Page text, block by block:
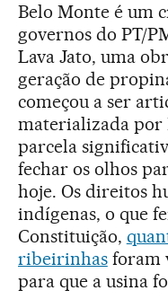
Belo Monte é um
governos do PT/
Lava Jato, uma
geração de
começou a ser
materializada por
parcela
fechar os olhos
hoje. Os direitos
indígenas, o que
Constituição,
ribeirinhasforam
para que a usina